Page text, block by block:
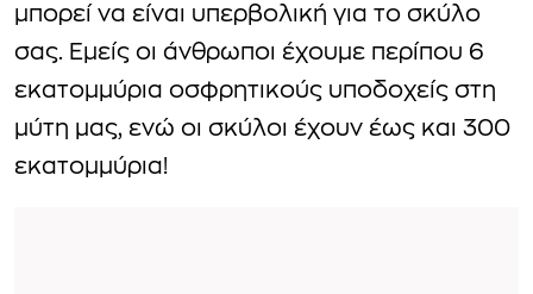
μπορεί να είναι υπερβολική για το σκύλο
σας. Εμείς οι άνθρωποι έχουμε περίπου 6
εκατομμύρια οσφρητικούς υποδοχείς στη
μύτη μας, ενώ οι σκύλοι έχουν έως και 300
εκατομμύρια!